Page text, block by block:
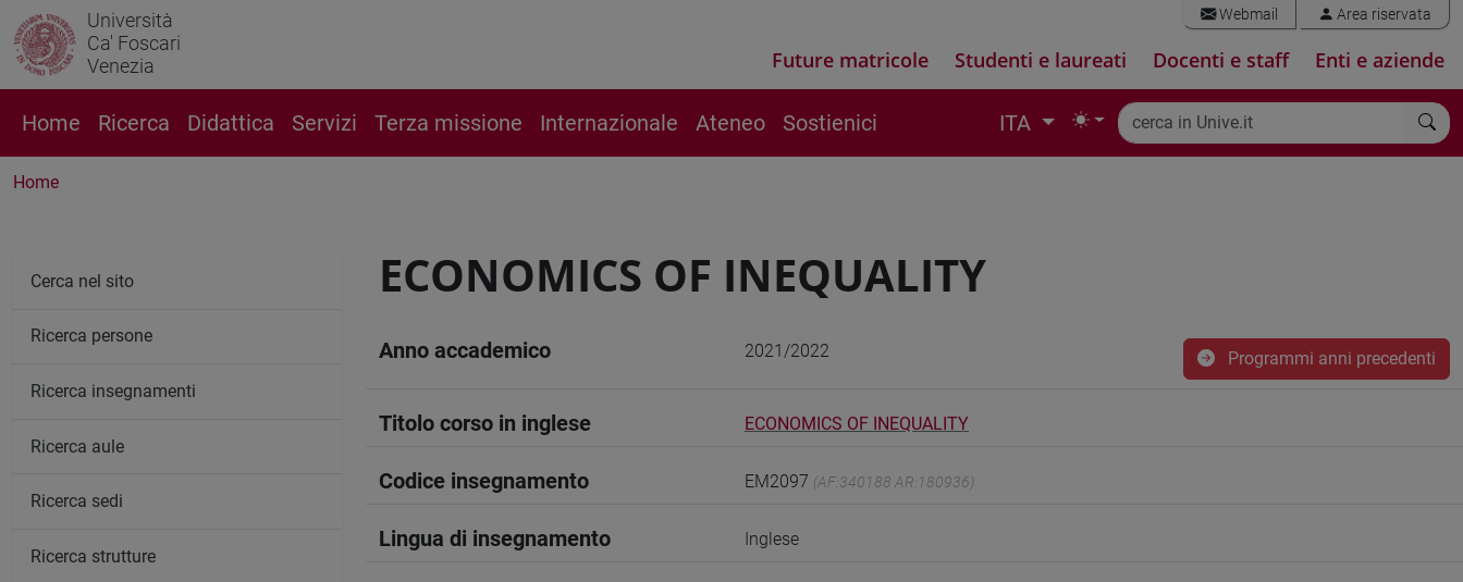
Università
Ca' Foscari
Venezia
Webmail Area riservata
Future matricole Studenti e laureati Docenti e staff Enti e aziende
Home Ricerca Didattica Servizi Terza missione Internazionale Ateneo Sostienici ITA
Home
ECONOMICS OF INEQUALITY
Anno accademico 2021/2022 Programmi anni precedenti
Titolo corso in inglese ECONOMICS OF INEQUALITY
Codice insegnamento EM2097 (AF:340188 AR:180936)
Lingua di insegnamento Inglese
Cerca nel sito
Ricerca persone
Ricerca insegnamenti
Ricerca aule
Ricerca sedi
Ricerca strutture